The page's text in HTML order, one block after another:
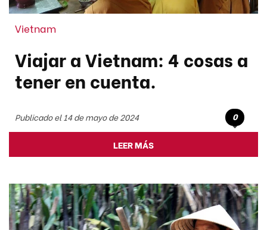
Vietnam
Viajar a Vietnam: 4 cosas a
tener en cuenta.
Publicado el 14 de mayo de 2024 0
LEER MÁS